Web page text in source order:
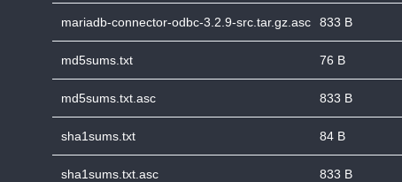
mariadb-connector-odbc-3.2.9-src.tar.gz.asc 833 B
md5sums.txt 76 B
md5sums.txt.asc 833 B
sha1sums.txt 84 B
sha1sums.txt.asc 833 B